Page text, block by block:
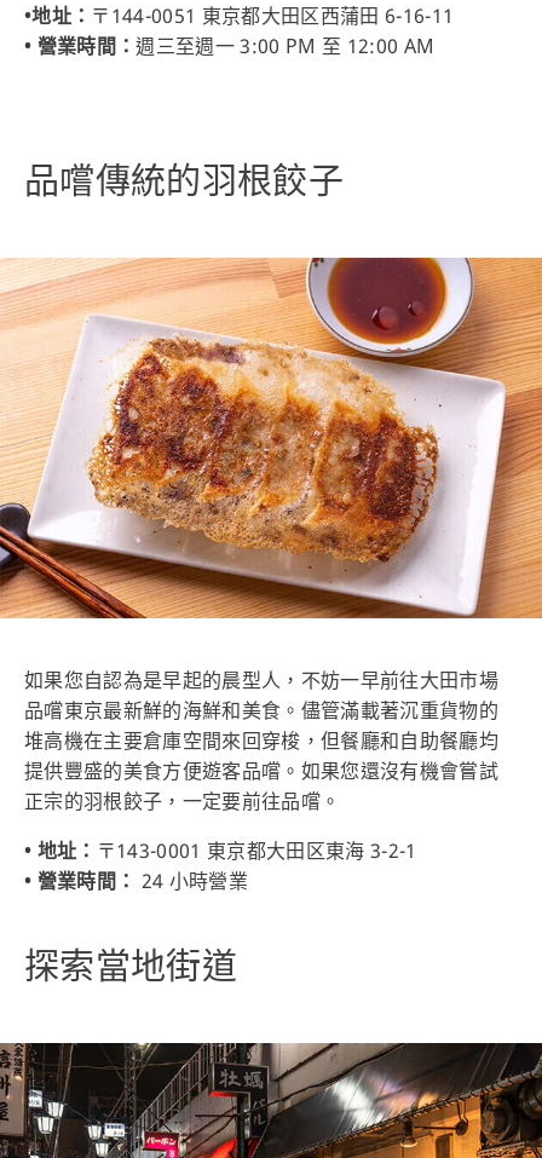
•地址： 〒144-0051 東京都大田区西蒲田 6-16-11
• 營業時間：週三至週一 3:00 PM 至 12:00 AM
品嚐傳統的羽根餃子
如果您自認為是早起的晨型人，不妨一早前往大田市場
品嚐東京最新鮮的海鮮和美食。儘管滿載著沉重貨物的
堆高機在主要倉庫空間來回穿梭，但餐廳和自助餐廳均
提供豐盛的美食方便遊客品嚐。如果您還沒有機會嘗試
正宗的羽根餃子，一定要前往品嚐。
• 地址： 〒143-0001 東京都大田区東海 3-2-1
• 營業時間： 24 小時營業
探索當地街道